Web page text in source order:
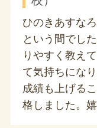
ひのきあすな
という間でし
りやすく教え
て気持ちにな
成績も上げる
格しました。